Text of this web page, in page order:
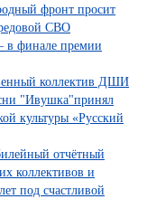
фронт просит
СВО
в финале премии
коллектив ДШИ
"Ивушка"принял
культуры «Русский
отчётный
коллективов и
под счастливой